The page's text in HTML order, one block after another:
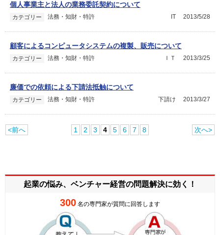
個人事業主と法人の業務委託契約について
カテゴリー 法務・知財・特許 2013/5/28
IT
顧客によるコンピュータシステムの複製、販売について
カテゴリー 法務・知財・特許 2013/3/25
ＩＴ
廉価での依頼による下請法抵触について
カテゴリー 法務・知財・特許 2013/3/27
下請け
<前へ 1 2 3 4 5 6 7 8 次へ>
起業の悩み、ベンチャー経営の問題解決に効く！
300 名の専門家が質問に回答します